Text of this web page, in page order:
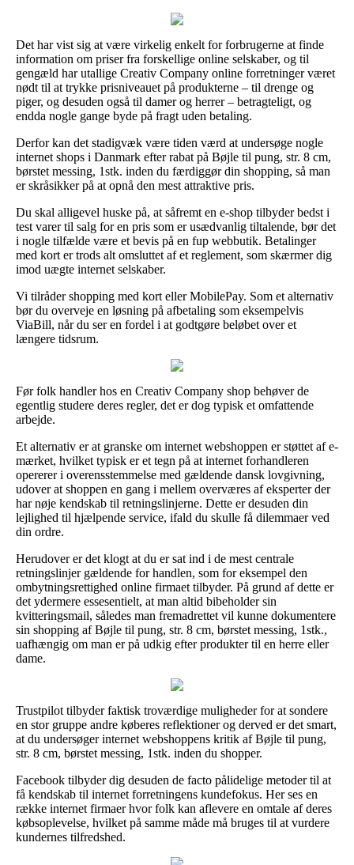
Det har vist sig at være virkelig enkelt for forbrugerne at finde
information om priser fra forskellige online selskaber, og til
gengæld har utallige Creativ Company online forretninger været
nødt til at trykke prisniveauet på produkterne – til drenge og
piger, og desuden også til damer og herrer – betragteligt, og
endda nogle gange byde på fragt uden betaling.
Derfor kan det stadigvæk være tiden værd at undersøge nogle
internet shops i Danmark efter rabat på Bøjle til pung, str. 8 cm,
børstet messing, 1stk. inden du færdiggør din shopping, så man
er skråsikker på at opnå den mest attraktive pris.
Du skal alligevel huske på, at såfremt en e-shop tilbyder bedst i
test varer til salg for en pris som er usædvanlig tiltalende, bør det
i nogle tilfælde være et bevis på en fup webbutik. Betalinger
med kort er trods alt omsluttet af et reglement, som skærmer dig
imod uægte internet selskaber.
Vi tilråder shopping med kort eller MobilePay. Som et alternativ
bør du overveje en løsning på afbetaling som eksempelvis
ViaBill, når du ser en fordel i at godtgøre beløbet over et
længere tidsrum.
Før folk handler hos en Creativ Company shop behøver de
egentlig studere deres regler, det er dog typisk et omfattende
arbejde.
Et alternativ er at granske om internet webshoppen er støttet af e-
mærket, hvilket typisk er et tegn på at internet forhandleren
opererer i overensstemmelse med gældende dansk lovgivning,
udover at shoppen en gang i mellem overværes af eksperter der
har nøje kendskab til retningslinjerne. Dette er desuden din
lejlighed til hjælpende service, ifald du skulle få dilemmaer ved
din ordre.
Herudover er det klogt at du er sat ind i de mest centrale
retningslinjer gældende for handlen, som for eksempel den
ombytningsrettighed online firmaet tilbyder. På grund af dette er
det ydermere essesentielt, at man altid bibeholder sin
kvitteringsmail, således man fremadrettet vil kunne dokumentere
sin shopping af Bøjle til pung, str. 8 cm, børstet messing, 1stk.,
uafhængig om man er på udkig efter produkter til en herre eller
dame.
Trustpilot tilbyder faktisk troværdige muligheder for at sondere
en stor gruppe andre køberes reflektioner og derved er det smart,
at du undersøger internet webshoppens kritik af Bøjle til pung,
str. 8 cm, børstet messing, 1stk. inden du shopper.
Facebook tilbyder dig desuden de facto pålidelige metoder til at
få kendskab til internet forretningens kundefokus. Her ses en
række internet firmaer hvor folk kan aflevere en omtale af deres
købsoplevelse, hvilket på samme måde må bruges til at vurdere
kundernes tilfredshed.